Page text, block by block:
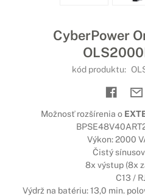
CyberPower
kód produktu:
Možnosť rozšírenia o
Výkon: 2000
Čistý
8x výstup (8x
C13 /
Výdrž na batériu: 13,0 min.